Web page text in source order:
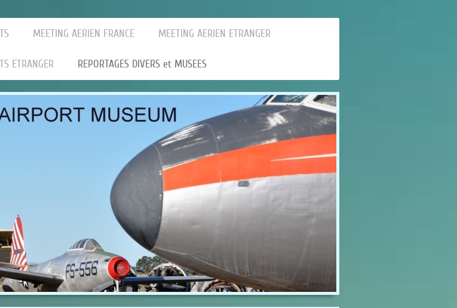
MEETING AERIEN FRANCE MEETING AERIEN ETRANGER
ETRANGER REPORTAGES DIVERS et MUSEES